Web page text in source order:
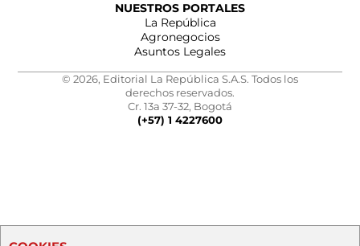
NUESTROS PORTALES
La República
Agronegocios
Asuntos Legales
© 2026, Editorial La República S.A.S. Todos los
derechos reservados.
Cr. 13a 37-32, Bogotá
(+57) 1 4227600